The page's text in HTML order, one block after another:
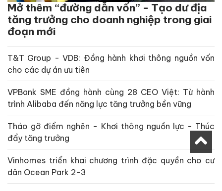
Mở thêm “đường dẫn vốn” - Tạo dư địa
tăng trưởng cho doanh nghiệp trong giai
đoạn mới
T&T Group - VDB: Đồng hành khơi thông nguồn vốn
cho các dự án ưu tiên
VPBank SME đồng hành cùng 28 CEO Việt: Từ hành
trình Alibaba đến năng lực tăng trưởng bền vững
Tháo gỡ điểm nghẽn - Khơi thông nguồn lực - Thúc
đẩy tăng trưởng
Vinhomes triển khai chương trình đặc quyền cho cư
dân Ocean Park 2-3